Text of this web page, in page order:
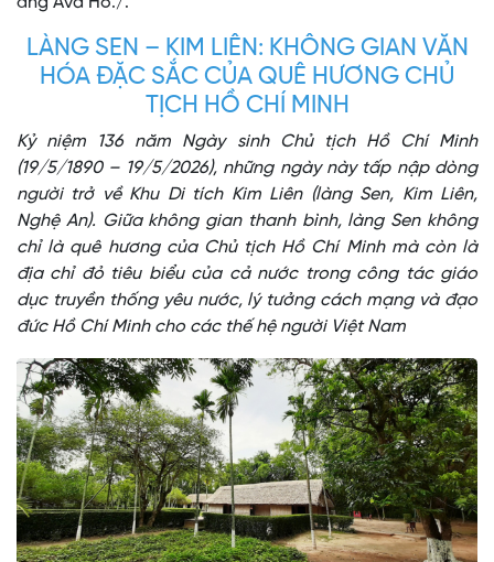
LÀNG SEN – KIM LIÊN: KHÔNG GIAN VĂN
HÓA ĐẶC SẮC CỦA QUÊ HƯƠNG CHỦ
TỊCH HỒ CHÍ MINH
Kỷ niệm 136 năm Ngày sinh Chủ tịch Hồ Chí Minh
(19/5/1890 – 19/5/2026), những ngày này tấp nập dòng
người trở về Khu Di tích Kim Liên (làng Sen, Kim Liên,
Nghệ An). Giữa không gian thanh bình, làng Sen không
chỉ là quê hương của Chủ tịch Hồ Chí Minh mà còn là
địa chỉ đỏ tiêu biểu của cả nước trong công tác giáo
dục truyền thống yêu nước, lý tưởng cách mạng và đạo
đức Hồ Chí Minh cho các thế hệ người Việt Nam